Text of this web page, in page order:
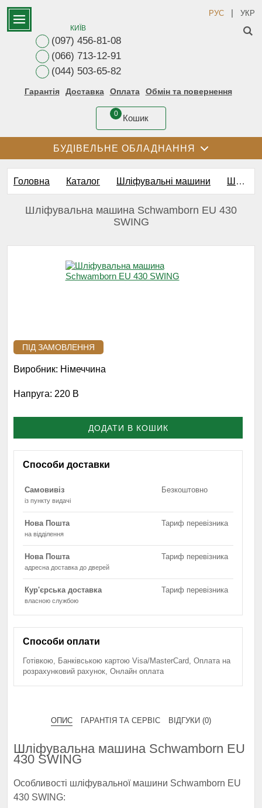
КИЇВ
(097) 456-81-08
(066) 713-12-91
(044) 503-65-82
Гарантія Доставка Оплата Обмін та повернення
0 Кошик
РУС | УКР
БУДІВЕЛЬНЕ ОБЛАДНАННЯ
Головна Каталог Шліфувальні машини Шліфовалні машини для бетону і бетонних підлог
Шліфувальна машина Schwamborn EU 430
SWING
ПІД ЗАМОВЛЕННЯ
Виробник: Німеччина
Напруга: 220 В
ДОДАТИ В КОШИК
Способи доставки
Самовивіз
із пункту видачі
Безкоштовно
Нова Пошта
на відділення
Тариф перевізника
Нова Пошта
адресна доставка до дверей
Тариф перевізника
Кур'єрська доставка
власною службою
Тариф перевізника
Способи оплати
Готівкою, Банківською картою Visa/MasterCard, Оплата на
розрахунковий рахунок, Онлайн оплата
ОПИС ГАРАНТІЯ ТА СЕРВІС ВІДГУКИ (0)
Шліфувальна машина Schwamborn EU
430 SWING
Особливості шліфувальної машини Schwamborn EU
430 SWING: